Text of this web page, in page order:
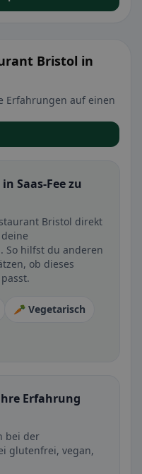
Bristol in
Erfahrungen auf einen
Saas-Fee zu
Bristol direkt
hilfst du anderen
ob dieses
🥕 Vegetarisch
Erfahrung
bei der
glutenfrei, vegan,